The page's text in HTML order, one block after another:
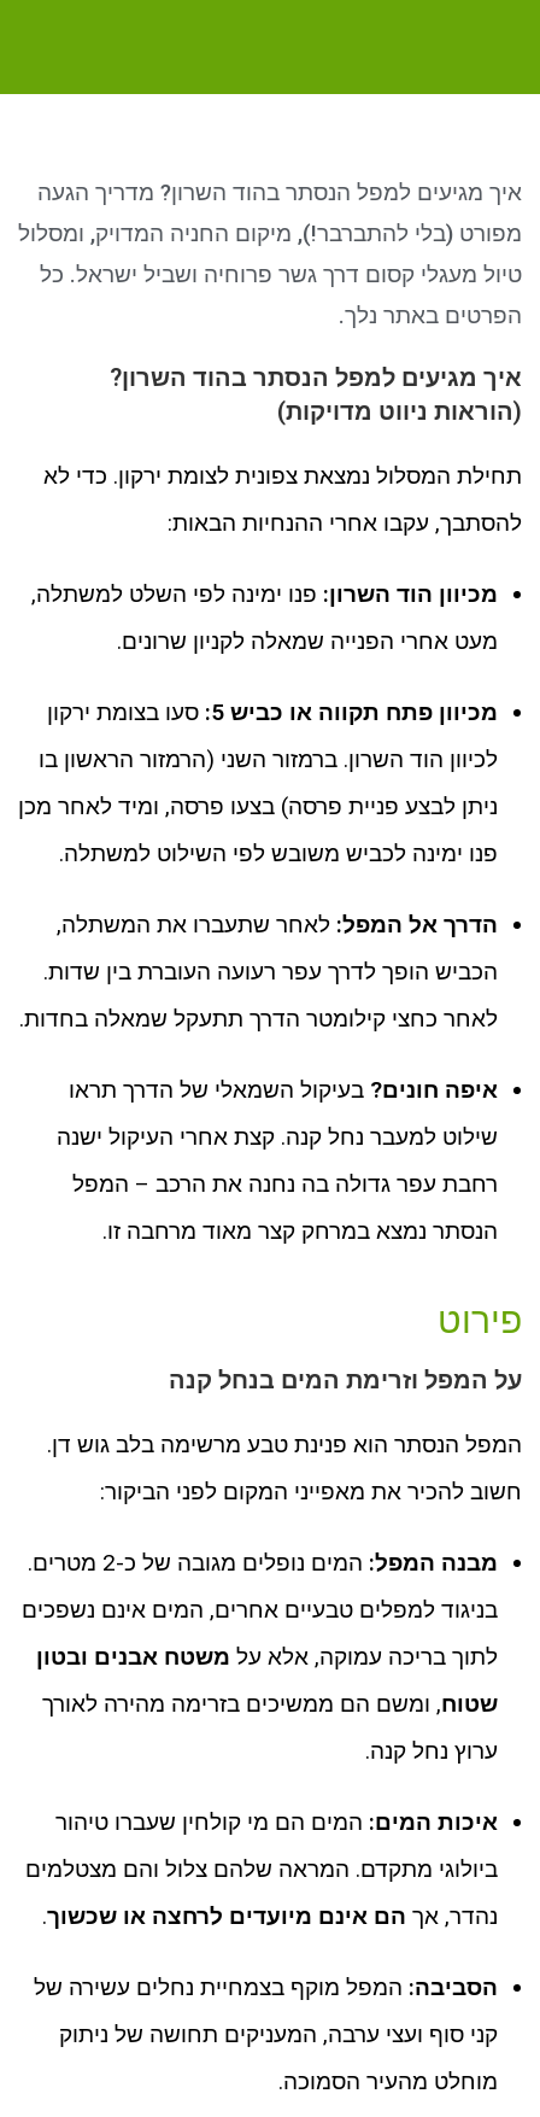
לאפס את כל האפשרויות
איך מגיעים למפל הנסתר בהוד השרון? מדריך הגעה
מפורט (בלי להתברבר!), מיקום החניה המדויק, ומסלול
טיול מעגלי קסום דרך גשר פרוחיה ושביל ישראל. כל
הפרטים באתר נלך.
איך מגיעים למפל הנסתר בהוד השרון?
(הוראות ניווט מדויקות)
תחילת המסלול נמצאת צפונית לצומת ירקון. כדי לא
להסתבך, עקבו אחרי ההנחיות הבאות:
מכיוון הוד השרון: פנו ימינה לפי השלט למשתלה,
מעט אחרי הפנייה שמאלה לקניון שרונים.
מכיוון פתח תקווה או כביש 5:
סעו בצומת ירקון
לכיוון הוד השרון. ברמזור השני (הרמזור הראשון בו
ניתן לבצע פניית פרסה) בצעו פרסה, ומיד לאחר מכן
פנו ימינה לכביש משובש לפי השילוט למשתלה.
הדרך אל המפל: לאחר שתעברו את המשתלה,
הכביש הופך לדרך עפר רעועה העוברת בין שדות.
לאחר כחצי קילומטר הדרך תתעקל שמאלה בחדות.
איפה חונים? בעיקול השמאלי של הדרך תראו
שילוט למעבר נחל קנה. קצת אחרי העיקול ישנה
רחבת עפר גדולה בה נחנה את הרכב – המפל
הנסתר נמצא במרחק קצר מאוד מרחבה זו.
פירוט
על המפל וזרימת המים בנחל קנה
המפל הנסתר הוא פנינת טבע מרשימה בלב גוש דן.
חשוב להכיר את מאפייני המקום לפני הביקור:
מבנה המפל:
המים נופלים מגובה של כ-2 מטרים.
בניגוד למפלים טבעיים אחרים, המים אינם נשפכים
לתוך בריכה עמוקה, אלא על משטח אבנים ובטון
שטוח, ומשם הם ממשיכים בזרימה מהירה לאורך
ערוץ נחל קנה.
איכות המים: המים הם מי קולחין שעברו טיהור
ביולוגי מתקדם. המראה שלהם צלול והם מצטלמים
נהדר, אך הם אינם מיועדים לרחצה או שכשוך.
הסביבה: המפל מוקף בצמחיית נחלים עשירה של
קני סוף ועצי ערבה, המעניקים תחושה של ניתוק
מוחלט מהעיר הסמוכה.